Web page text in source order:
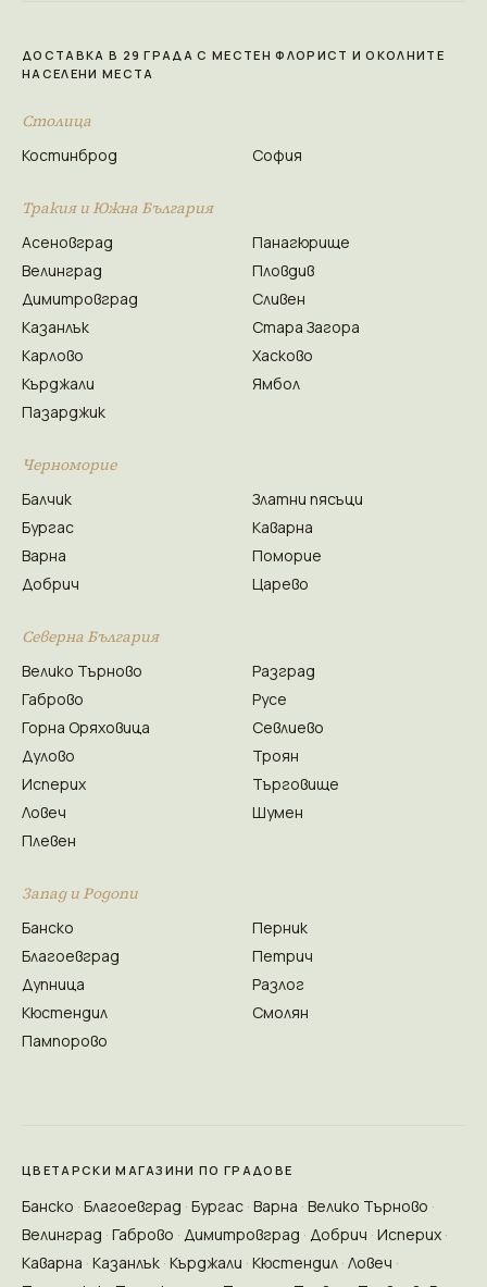
ДОСТАВКА В 29 ГРАДА С МЕСТЕН ФЛОРИСТ И ОКОЛНИТЕ
НАСЕЛЕНИ МЕСТА
Столица
Костинброд София
Тракия и Южна България
Асеновград
Велинград
Димитровград
Казанлък
Карлово
Кърджали
Пазарджик
Панагюрище
Пловдив
Сливен
Стара Загора
Хасково
Ямбол
Черноморие
Балчик
Бургас
Варна
Добрич
Златни пясъци
Каварна
Поморие
Царево
Северна България
Велико Търново
Габрово
Горна Оряховица
Дулово
Исперих
Ловеч
Плевен
Разград
Русе
Севлиево
Троян
Търговище
Шумен
Запад и Родопи
Банско
Благоевград
Дупница
Кюстендил
Пампорово
Перник
Петрич
Разлог
Смолян
ЦВЕТАРСКИ МАГАЗИНИ ПО ГРАДОВЕ
Банско Благоевград Бургас Варна Велико Търново
Велинград Габрово Димитровград Добрич Исперих
Каварна Казанлък Кърджали Кюстендил Ловеч